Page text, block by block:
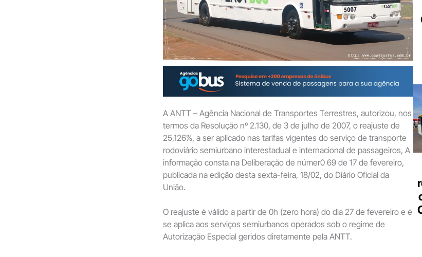
A ANTT – Agência Nacional de Transportes Terrestres, autorizou, nos
termos da Resolução nº 2.130, de 3 de julho de 2007, o reajuste de
25,126%, a ser aplicado nas tarifas vigentes do serviço de transporte
rodoviário semiurbano interestadual e internacional de passageiros, A
informação consta na Deliberação de númer0 69 de 17 de fevereiro,
publicada na edição desta sexta-feira, 18/02, do Diário Oficial da
União.
O reajuste é válido a partir de 0h (zero hora) do dia 27 de fevereiro e é
se aplica aos serviços semiurbanos operados sob o regime de
Autorização Especial geridos diretamente pela ANTT.